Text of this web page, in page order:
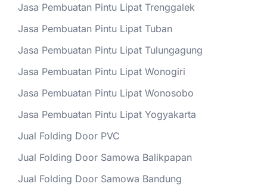
Jasa Pembuatan Pintu Lipat Trenggalek
Jasa Pembuatan Pintu Lipat Tuban
Jasa Pembuatan Pintu Lipat Tulungagung
Jasa Pembuatan Pintu Lipat Wonogiri
Jasa Pembuatan Pintu Lipat Wonosobo
Jasa Pembuatan Pintu Lipat Yogyakarta
Jual Folding Door PVC
Jual Folding Door Samowa Balikpapan
Jual Folding Door Samowa Bandung